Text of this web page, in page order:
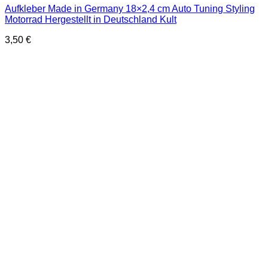
Aufkleber Made in Germany 18×2,4 cm Auto Tuning Styling
Motorrad Hergestellt in Deutschland Kult
3,50 €